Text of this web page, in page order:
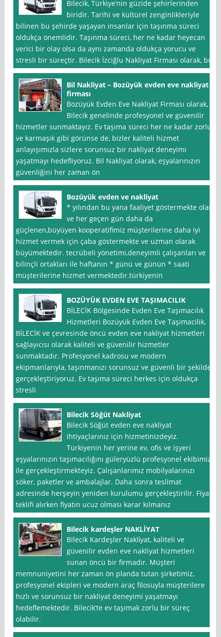
Bilecik, Türkiye’nin güzide şehirlerinden
biridir. Tarihi ve kültürel zenginlikleriyle
bilinen bu şehirde yaşayan insanlar için taşınma süreci
oldukça önemlidir. Taşınma süreci, her ne kadar heyecan
verici bir olay olsa da aynı zamanda oldukça yorucu ve
stresli bir süreçtir. Bilecik İzciğlu Nakliyat Firması olarak, bu
Bil Nakliyat – Bozüyük evden eve nakliyat
firması
Bozüyük Evden Eve Nakliyat Firması olarak,
Bilecik genelinde profesyonel ve güvenilir
hizmetler sunmaktayız. Ev taşıma süreci her ne kadar zorlu
ve karmaşık gibi görünse de, bizler kaliteli hizmet
anlayışımızla sizlere sorunsuz bir nakliyat deneyimi
yaşatmayı hedefliyoruz. Bil Nakliyat olarak, eşyalarınızın
güvenliğini her zaman ön
Bozüyük evden ve nakliyat
* yılından bu yana faaliyet göstermekte olan
ve her geçen gün daha da
güçlenen,büyüyen kooperatifimiz müşterilerine daha iyi
hizmet vermek için çaba göstermekte ve uzman olarak
büyümektedir. tecrübeli yönetimi,deneyimli çalışanları ve
bilinçli ortakları ile haftanın * günü ve günün * saati
müşterilerine hizmet vermektedir.türkiyenin
BOZÜYÜK EVDEN EVE TAŞIMACILIK
BİLECİK Bölgesinde Evden Eve Taşımacılık
Hizmetleri Bozüyük Evden Eve Taşimacilik,
BİLECİK ve çevresinde öncü evden eve nakliyat hizmetleri
sağlayıcısı olarak kaliteli ve güvenilir hizmetler
sunmaktadır. Profesyonel kadrosu ve modern
ekipmanlarıyla, taşınmanızı sorunsuz ve güvenli bir şekilde
gerçekleştiriyoruz. Ev taşıma süreci herkes için oldukça
stresli
Bilecik Söğüt Nakliyat
Bilecik Söğüt evden eve nakliyat
ihtiyaçlarınız için hizmetinizdeyiz.
Türkiyenin her yerine ev, ofis ve işyeri
eşyalarınızın taşımacılığını güleryüzlü profesyonel ekibimiz
ile gerçekleştirmekteyiz. Çalışanlarımız mobilyalarınızı
söker, paketler ve ambalajlar. Daha sonra teslimat
adresinde herşeyin yeniden kurulumu gerçekleştirilir. Fiyat
teklifi alırken fiyatın ucuz olması karar kılmanız
Bilecik kardeşler NAKLİYAT
Bilecik Kardeşler Nakli̇yat, kaliteli ve
güvenilir evden eve nakliyat hizmetleri
sunan öncü bir firmadır. Müşteri
memnuniyetini her zaman ön planda tutan şirketimiz,
profesyonel ekipleri ve modern araç filosuyla müşterilere
hızlı ve sorunsuz bir nakliyat deneyimi yaşatmayı
hedeflemektedir. Bilecik’te ev taşımak zorlu bir süreç
olabilir.